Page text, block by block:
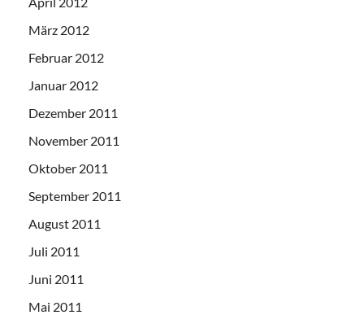
März 2012
Februar 2012
Januar 2012
Dezember 2011
November 2011
Oktober 2011
September 2011
August 2011
Juli 2011
Juni 2011
Mai 2011